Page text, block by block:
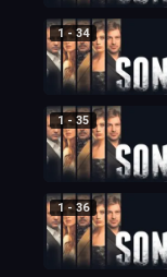
1 - 34
1 - 35
1 - 36